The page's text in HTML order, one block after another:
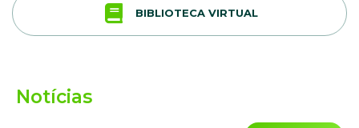
BIBLIOTECA VIRTUAL
Notícias